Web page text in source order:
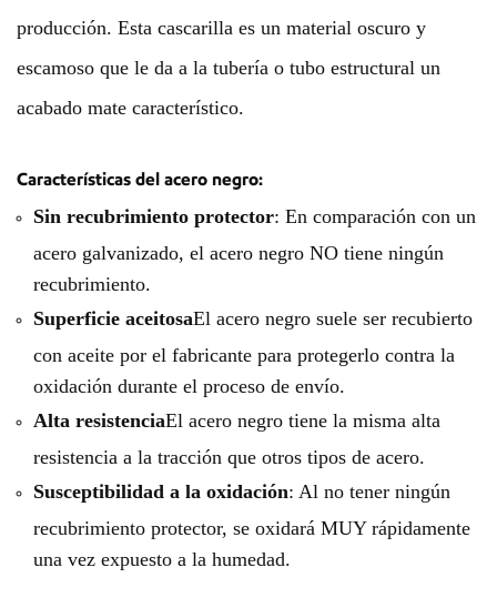
producción. Esta cascarilla es un material oscuro y
escamoso que le da a la tubería o tubo estructural un
acabado mate característico.
Características del acero negro:
Sin recubrimiento protector: En comparación con un
acero galvanizado, el acero negro NO tiene ningún
recubrimiento.
Superficie aceitosaEl acero negro suele ser recubierto
con aceite por el fabricante para protegerlo contra la
oxidación durante el proceso de envío.
Alta resistenciaEl acero negro tiene la misma alta
resistencia a la tracción que otros tipos de acero.
Susceptibilidad a la oxidación: Al no tener ningún
recubrimiento protector, se oxidará MUY rápidamente
una vez expuesto a la humedad.